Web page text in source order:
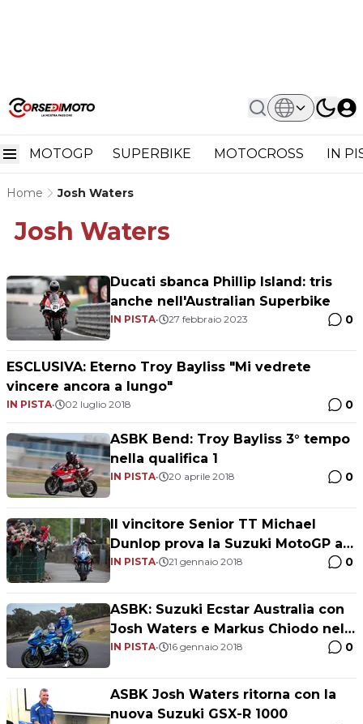
MOTOGP SUPERBIKE MOTOCROSS IN
Home Josh Waters
Josh Waters
Ducati sbanca Phillip Island: tris
anche nell'Australian Superbike
IN PISTA• 27 febbraio 2023 0
ESCLUSIVA: Eterno Troy Bayliss "Mi vedrete
vincere ancora a lungo"
IN PISTA• 02 luglio 2018 0
ASBK Bend: Troy Bayliss 3° tempo
nella qualifica 1
IN PISTA• 20 aprile 2018 0
Il vincitore Senior TT Michael
Dunlop prova la Suzuki MotoGP a
Sepang
IN PISTA• 21 gennaio 2018 0
ASBK: Suzuki Ecstar Australia con
Josh Waters e Markus Chiodo nel
2018
IN PISTA• 16 gennaio 2018 0
ASBK Josh Waters ritorna con la
nuova Suzuki GSX-R 1000